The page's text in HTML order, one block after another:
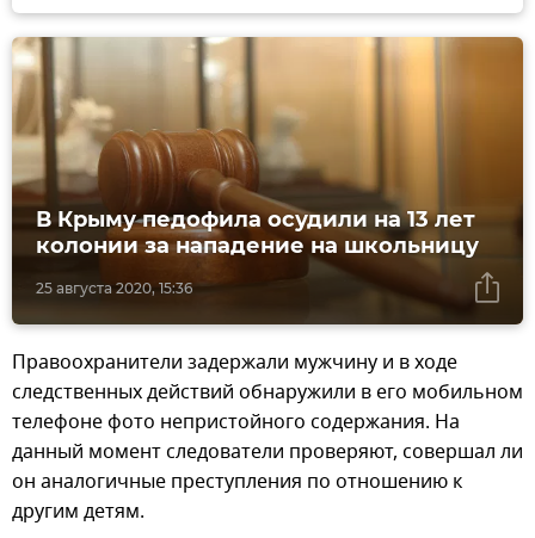
25 августа 2020, 15:36
В Крыму педофила осудили на 13 лет
колонии за нападение на школьницу
Правоохранители задержали мужчину и в ходе
следственных действий обнаружили в его мобильном
телефоне фото непристойного содержания. На
данный момент следователи проверяют, совершал ли
он аналогичные преступления по отношению к
другим детям.